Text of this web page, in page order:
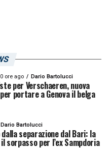
ore ago Dario Bartolucci
per Verschaeren, nuova
portare a Genova il belga
Dario Bartolucci
separazione dal Bari: la
sorpasso per l’ex Sampdoria